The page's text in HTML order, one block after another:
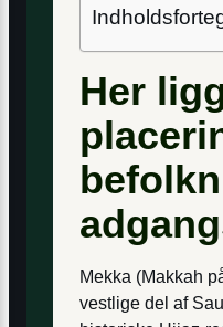
Her
Mekka (Makkah
vestlige del af